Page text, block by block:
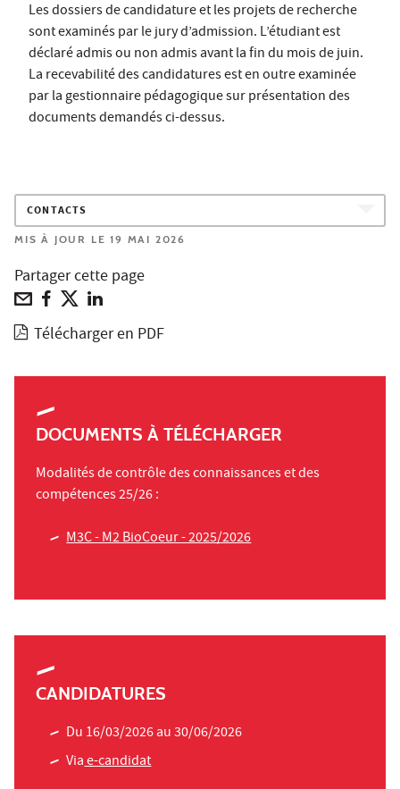
Les dossiers de candidature et les projets de recherche
sont examinés par le jury d’admission. L’étudiant est
déclaré admis ou non admis avant la fin du mois de juin.
La recevabilité des candidatures est en outre examinée
par la gestionnaire pédagogique sur présentation des
documents demandés ci-dessus.
CONTACTS
MIS À JOUR LE 19 MAI 2026
Partager cette page
Télécharger en PDF
DOCUMENTS À TÉLÉCHARGER
Modalités de contrôle des connaissances et des
compétences 25/26 :
M3C - M2 BioCoeur - 2025/2026
CANDIDATURES
Du 16/03/2026 au 30/06/2026
Viae-candidat